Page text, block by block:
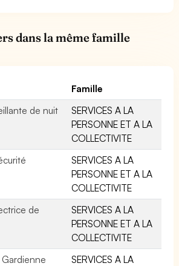
dans la même famille
Famille
de nuit
SERVICES A LA
PERSONNE ET A LA
COLLECTIVITE
SERVICES A LA
PERSONNE ET A LA
COLLECTIVITE
de
SERVICES A LA
PERSONNE ET A LA
COLLECTIVITE
SERVICES A LA